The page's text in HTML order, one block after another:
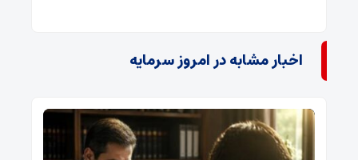
اخبار مشابه در امروز سرمایه